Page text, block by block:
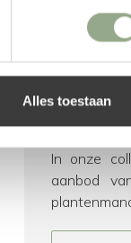
Alles toestaan
Potten
In onze
aanbod